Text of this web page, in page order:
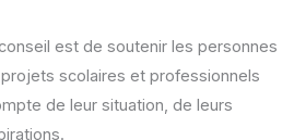
est de soutenir les personnes
projets scolaires et professionnels
de leur situation, de leurs